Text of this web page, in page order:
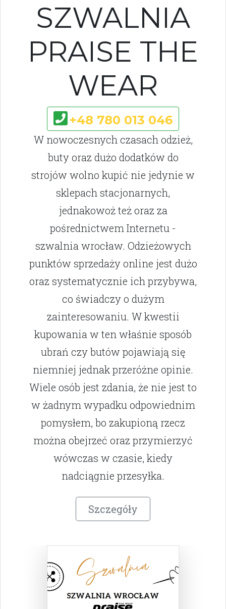
SZWALNIA
PRAISE THE
WEAR
+48 780 013 046
W nowoczesnych czasach odzież,
buty oraz dużo dodatków do
strojów wolno kupić nie jedynie w
sklepach stacjonarnych,
jednakowoż też oraz za
pośrednictwem Internetu -
szwalnia wrocław. Odzieżowych
punktów sprzedaży online jest dużo
oraz systematycznie ich przybywa,
co świadczy o dużym
zainteresowaniu. W kwestii
kupowania w ten właśnie sposób
ubrań czy butów pojawiają się
niemniej jednak przeróżne opinie.
Wiele osób jest zdania, że nie jest to
w żadnym wypadku odpowiednim
pomysłem, bo zakupioną rzecz
można obejrzeć oraz przymierzyć
wówczas w czasie, kiedy
nadciągnie przesyłka.
Szczegóły